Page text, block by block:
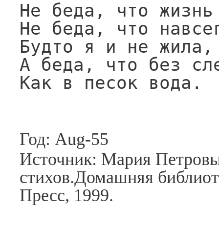
Не беда, что
Не беда, что
Будто я и не жила,
А беда, что без
Как в песок вода.
Год: Aug-55
Источник: Мария
стихов.Домашняя
Пресс, 1999.